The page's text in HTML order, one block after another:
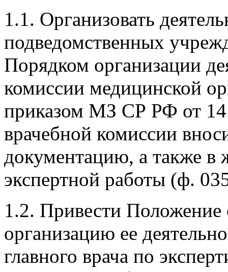
1.1. Организовать
подведомственных
Порядком организации
комиссии медицинской
приказом МЗ СР РФ от
врачебной комиссии
документацию, а также в
экспертной работы (ф.
1.2. Привести Положение
организацию ее
главного врача по